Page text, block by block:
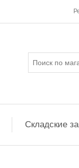
Складские